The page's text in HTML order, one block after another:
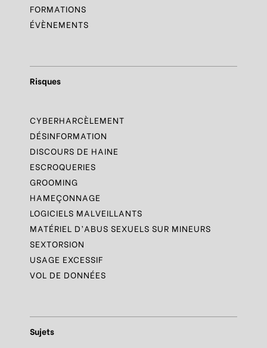
FORMATIONS
ÉVÈNEMENTS
Risques
CYBERHARCÈLEMENT
DÉSINFORMATION
DISCOURS DE HAINE
ESCROQUERIES
GROOMING
HAMEÇONNAGE
LOGICIELS MALVEILLANTS
MATÉRIEL D’ABUS SEXUELS SUR MINEURS
SEXTORSION
USAGE EXCESSIF
VOL DE DONNÉES
Sujets